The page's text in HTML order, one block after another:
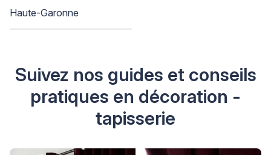
Haute-Garonne
Suivez nos guides et conseils
pratiques en décoration -
tapisserie